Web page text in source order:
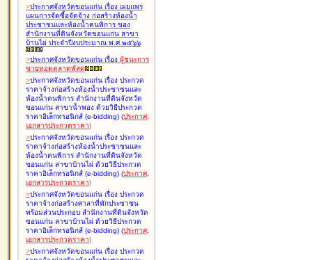
>ประกาศจังหวัดขอนแก่น เรื่อง เผยแพร่
แผนการจัดซื้อจัดจ้าง ก่อสร้างห้องน้ำ
ประชาชนและห้องน้ำคนพิการ ของ
สำนักงานที่ดินจังหวัดขอนแก่น สาขา
บ้านไผ่ ประจำปีงบประมาณ พ.ศ.๒๕๖๖
>ประกาศจังหวัดขอนแก่น เรื่อง ผู้ชนะการ
ขายทอดตลาดพัสดุ
>ประกาศจังหวัดขอนแก่น เรื่อง ประกวด
ราคาจ้างก่อสร้างห้องน้ำประชาชนและ
ห้องน้ำคนพิการ สำนักงานที่ดินจังหวัด
ขอนแก่น สาขาน้ำพอง ด้วยวิธีประกวด
ราคาอิเล็กทรอนิกส์ (e-bidding) (ประกาศ,
เอกสารประกวดราคา)
>ประกาศจังหวัดขอนแก่น เรื่อง ประกวด
ราคาจ้างก่อสร้างห้องน้ำประชาชนและ
ห้องน้ำคนพิการ สำนักงานที่ดินจังหวัด
ขอนแก่น สาขาบ้านไผ่ ด้วยวิธีประกวด
ราคาอิเล็กทรอนิกส์ (e-bidding) (ประกาศ,
เอกสารประกวดราคา)
>ประกาศจังหวัดขอนแก่น เรื่อง ประกวด
ราคาจ้างก่อสร้างศาลาที่พักประชาชน
พร้อมส่วนประกอบ สำนักงานที่ดินจังหวัด
ขอนแก่น สาขาบ้านไผ่ ด้วยวิธีประกวด
ราคาอิเล็กทรอนิกส์ (e-bidding) (ประกาศ,
เอกสารประกวดราคา)
>ประกาศจังหวัดขอนแก่น เรื่อง ประกวด